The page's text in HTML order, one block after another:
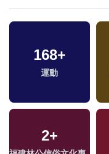
168+
運動
2+
1377+
社會
10+